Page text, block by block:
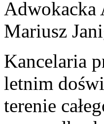
Kancelaria
letnim
terenie